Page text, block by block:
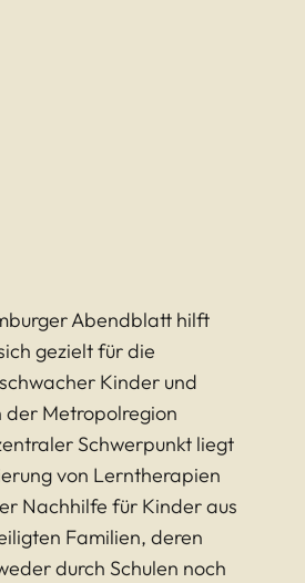
Abendblatt hilft
gezielt für die
Kinder und
der Metropolregion
Schwerpunkt liegt
von Lerntherapien
Nachhilfe für Kinder aus
Familien, deren
durch Schulen noch